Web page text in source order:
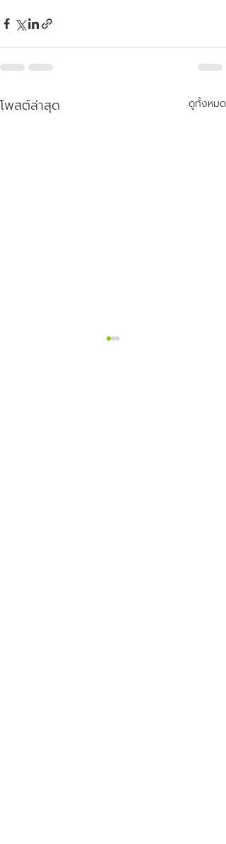
โพสต์ล่าสุด ดูทั้งหมด